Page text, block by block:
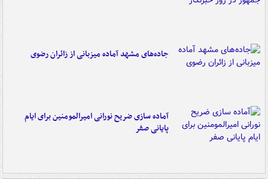
جاده‌های مشهد آماده میزبانی از زائران رضوی
آماده سازی ضریح نورانی امیرالمومنین برای ایام
پایانی صفر